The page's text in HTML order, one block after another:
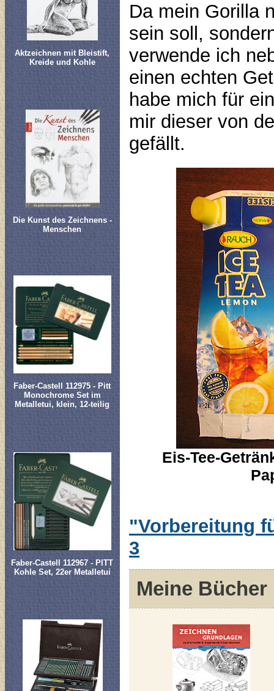
Aktzeichnen mit Bleistift,
Kreide und Kohle
Die Kunst des Zeichnens -
Menschen
Faber-Castell 112975 - Pitt
Monochrome Set im
Metalletui, klein, 12-teilig
Faber-Castell 112967 - PITT
Kohle Set, 22er Metalletui
Da mein Gorilla
sein soll,
verwende ich
einen echten
habe mich für
mir dieser von
gefällt.
Eis-Tee-
"Vorbereitung
3
Meine